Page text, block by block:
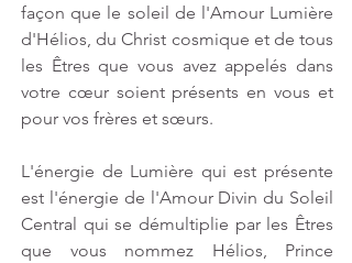
façon que le soleil de l'Amour Lumière
d'Hélios, du Christ cosmique et de tous
les Êtres que vous avez appelés dans
votre cœur soient présents en vous et
pour vos frères et sœurs.
L'énergie de Lumière qui est présente
est l'énergie de l'Amour Divin du Soleil
Central qui se démultiplie par les Êtres
que vous nommez Hélios, Prince